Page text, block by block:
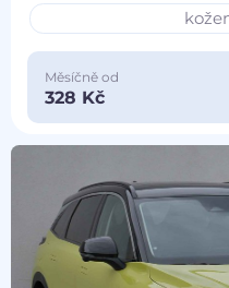
Měsíčně od
328 Kč